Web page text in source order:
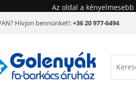
Az oldal a
Hívjon bennünket!:+36 20 977-6494